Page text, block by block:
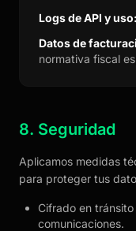
Logs de API y uso:
Datos de
normativa fiscal
8. Seguridad
Aplicamos medidas
para proteger tus
Cifrado en
comunicaciones.